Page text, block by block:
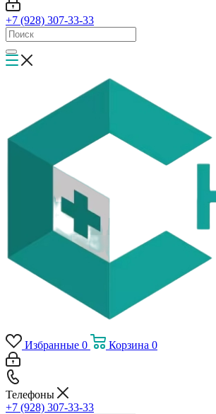
+7 (928) 307-33-33
Избранные 0 Корзина 0
Телефоны
+7 (928) 307-33-33